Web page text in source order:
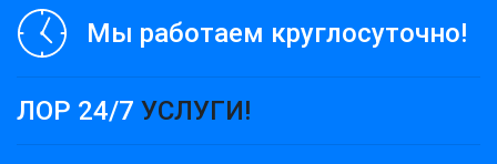
Мы работаем круглосуточно!
ЛОР 24/7 УСЛУГИ!